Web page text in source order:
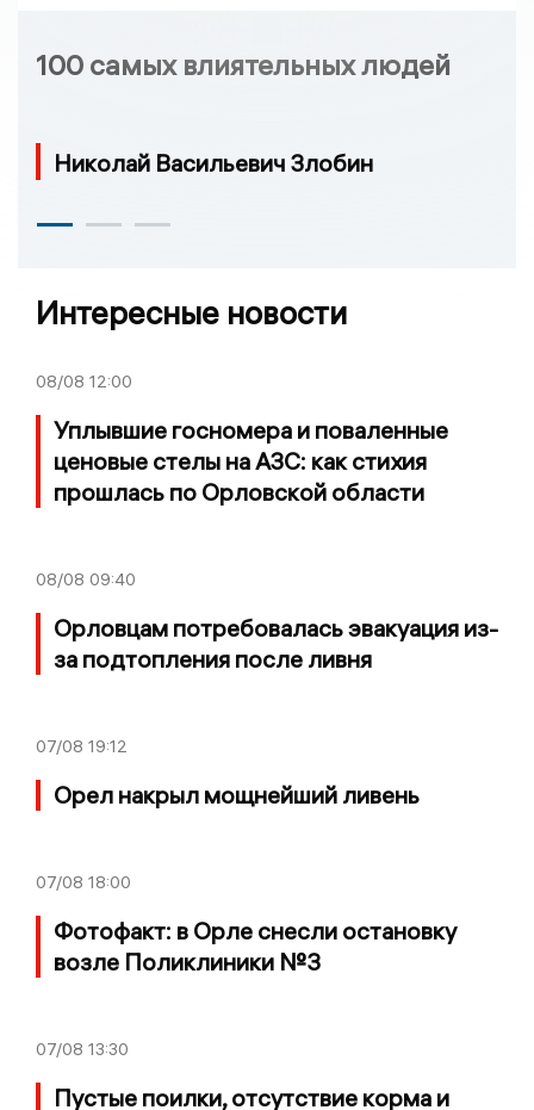
100 самых влиятельных людей
Николай Васильевич Злобин
Интересные новости
08/08 12:00
Уплывшие госномера и поваленные
ценовые стелы на АЗС: как стихия
прошлась по Орловской области
08/08 09:40
Орловцам потребовалась эвакуация из-
за подтопления после ливня
07/08 19:12
Орел накрыл мощнейший ливень
07/08 18:00
Фотофакт: в Орле снесли остановку
возле Поликлиники №3
07/08 13:30
Пустые поилки, отсутствие корма и